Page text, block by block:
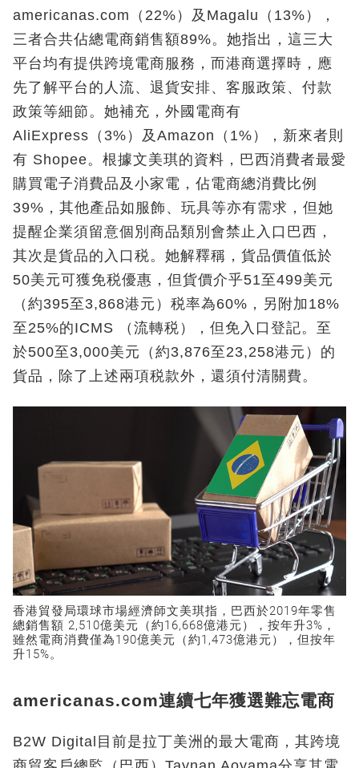
americanas.com（22%）及Magalu（13%），
三者合共佔總電商銷售額89%。她指出，這三大
平台均有提供跨境電商服務，而港商選擇時，應
先了解平台的人流、退貨安排、客服政策、付款
政策等細節。她補充，外國電商有
AliExpress（3%）及Amazon（1%），新來者則
有 Shopee。根據文美琪的資料，巴西消費者最愛
購買電子消費品及小家電，佔電商總消費比例
39%，其他產品如服飾、玩具等亦有需求，但她
提醒企業須留意個別商品類別會禁止入口巴西，
其次是貨品的入口税。她解釋稱，貨品價值低於
50美元可獲免税優惠，但貨價介乎51至499美元
（約395至3,868港元）税率為60%，另附加18%
至25%的ICMS （流轉税），但免入口登記。至
於500至3,000美元（約3,876至23,258港元）的
貨品，除了上述兩項税款外，還須付清關費。
香港貿發局環球市場經濟師文美琪指，巴西於2019年零售
總銷售額 2,510億美元（約16,668億港元），按年升3%，
雖然電商消費僅為190億美元（約1,473億港元），但按年
升15%。
americanas.com連續七年獲選難忘電商
B2W Digital目前是拉丁美洲的最大電商，其跨境